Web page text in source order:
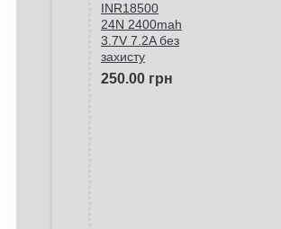
INR18500
24N 2400mah
3.7V 7.2A без
захисту
250.00 грн